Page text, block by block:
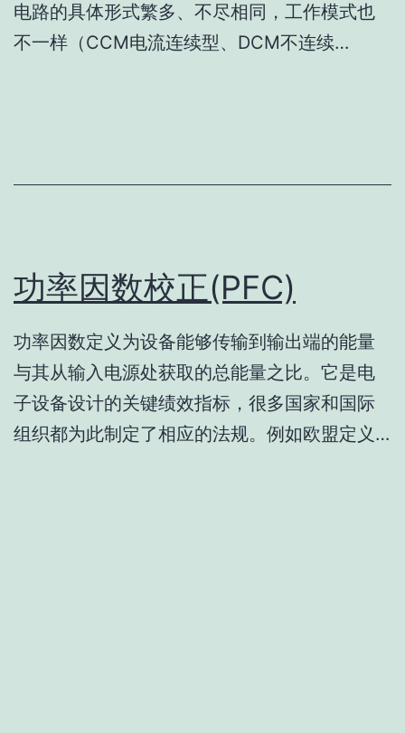
电路的具体形式繁多、不尽相同，工作模式也
不一样（CCM电流连续型、DCM不连续…
功率因数校正(PFC)
功率因数定义为设备能够传输到输出端的能量
与其从输入电源处获取的总能量之比。它是电
子设备设计的关键绩效指标，很多国家和国际
组织都为此制定了相应的法规。例如欧盟定义…